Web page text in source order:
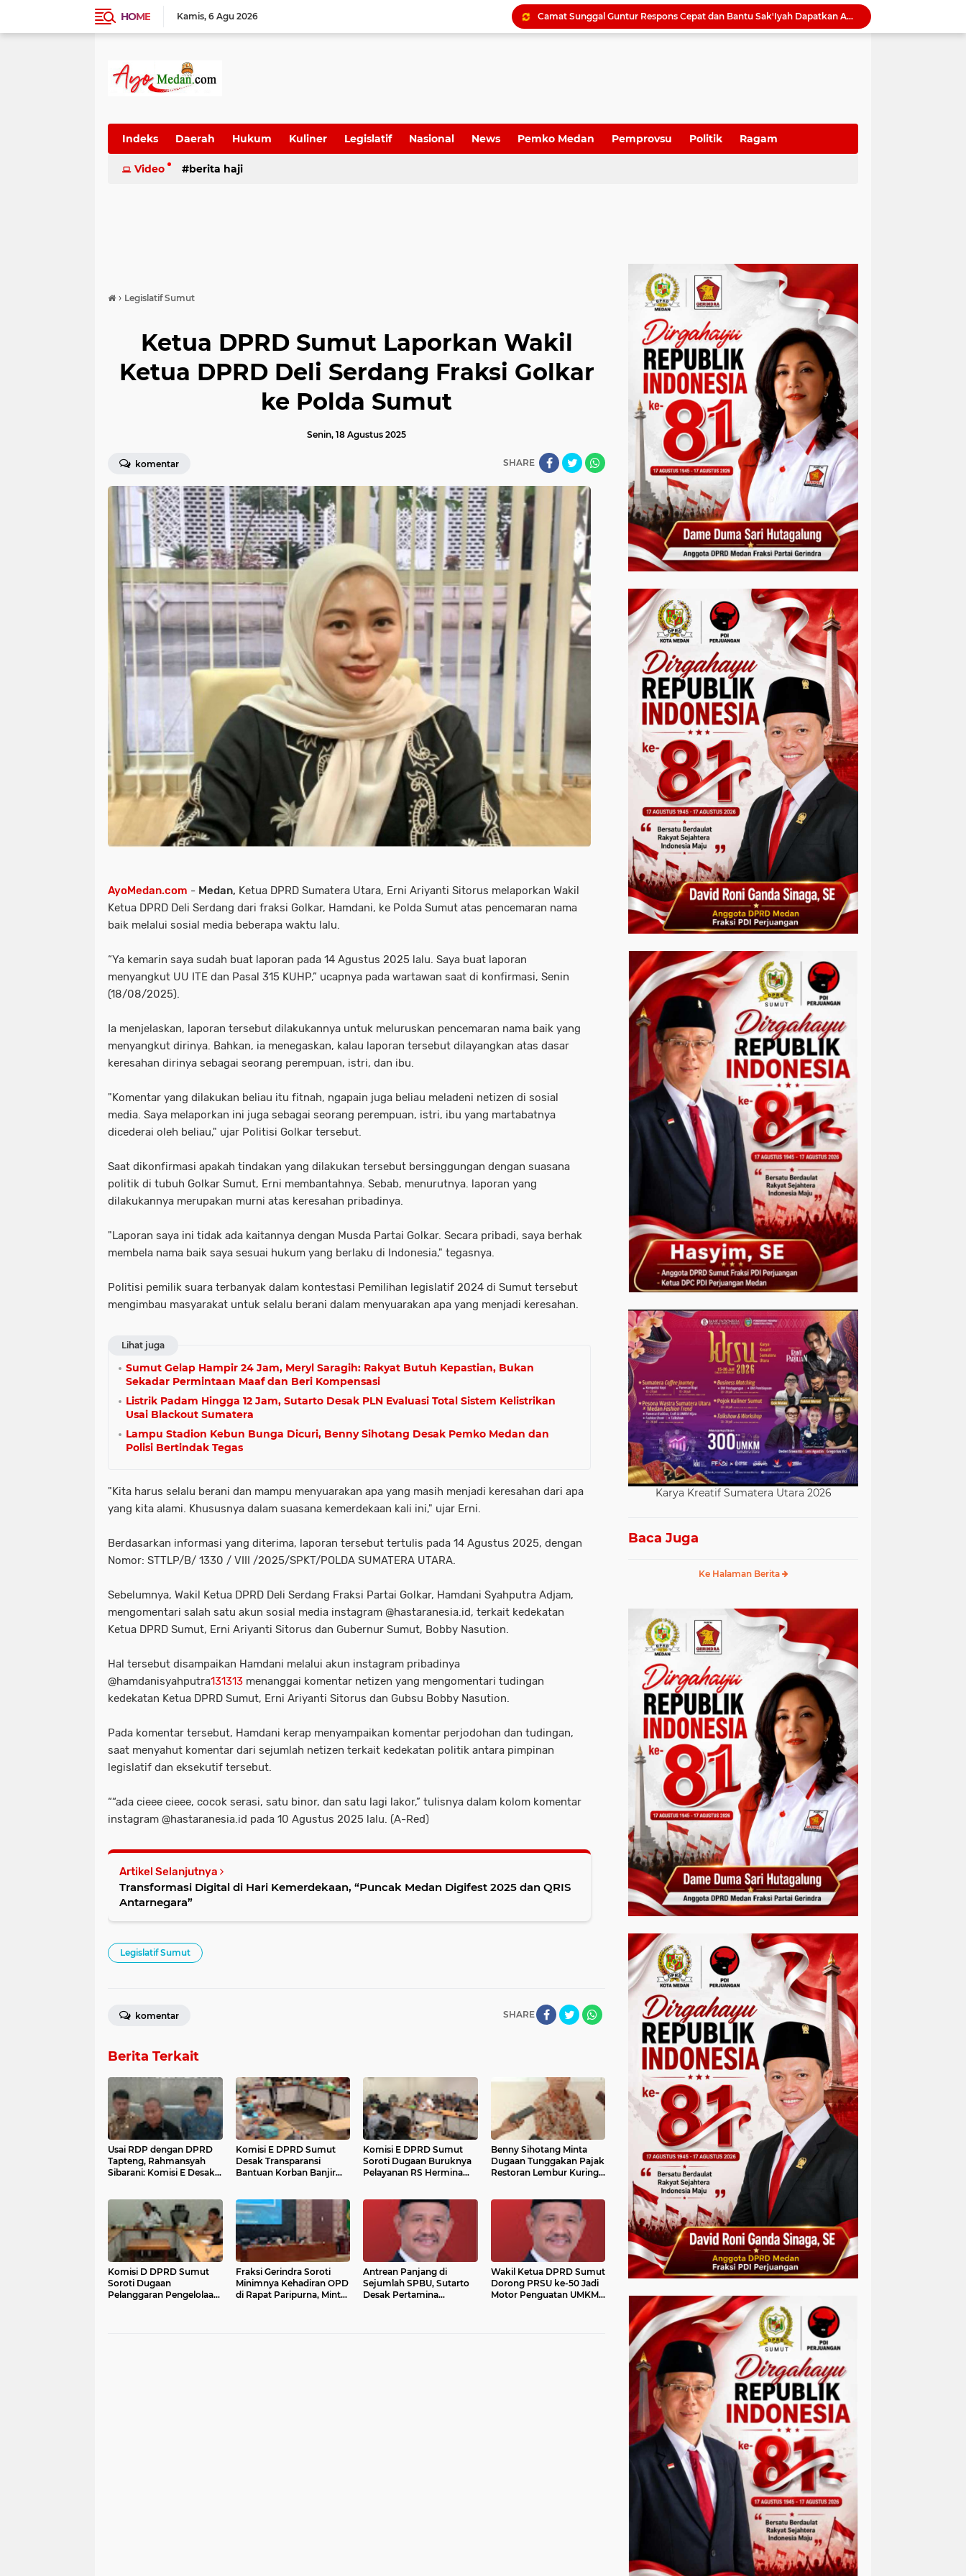
HOME Kamis 6 Agu 2026
Dame Duma Kembali Soroti Mahalnya Biaya Konsultan PBG di Medan
Tinjau Bedah Rumah di Tanjung Selamat, Rico Waas Pastikan Hunian Warga Lebih Layak dan Sehat
Tak Lagi Menunggu Laporan, Dinas SDABMBK Medan Jemput Bola Petakan Infrastruktur Bermasalah Lewat “Misi Energik”
Indeks Daerah Hukum Kuliner Legislatif Nasional News Pemko Medan Pemprovsu Politik Ragam
SUmatera Utara Wisata
Video berita haji
› Legislatif Sumut
Ketua DPRD Sumut Laporkan Wakil
Ketua DPRD Deli Serdang Fraksi Golkar
ke Polda Sumut
Senin, 18 Agustus 2025
komentar SHARE
AyoMedan.com - Medan, Ketua DPRD Sumatera Utara, Erni Ariyanti Sitorus melaporkan Wakil
Ketua DPRD Deli Serdang dari fraksi Golkar, Hamdani, ke Polda Sumut atas pencemaran nama
baik melalui sosial media beberapa waktu lalu.
“Ya kemarin saya sudah buat laporan pada 14 Agustus 2025 lalu. Saya buat laporan
menyangkut UU ITE dan Pasal 315 KUHP,” ucapnya pada wartawan saat di konfirmasi, Senin
(18/08/2025).
Ia menjelaskan, laporan tersebut dilakukannya untuk meluruskan pencemaran nama baik yang
menyangkut dirinya. Bahkan, ia menegaskan, kalau laporan tersebut dilayangkan atas dasar
keresahan dirinya sebagai seorang perempuan, istri, dan ibu.
"Komentar yang dilakukan beliau itu fitnah, ngapain juga beliau meladeni netizen di sosial
media. Saya melaporkan ini juga sebagai seorang perempuan, istri, ibu yang martabatnya
dicederai oleh beliau," ujar Politisi Golkar tersebut.
Saat dikonfirmasi apakah tindakan yang dilakukan tersebut bersinggungan dengan suasana
politik di tubuh Golkar Sumut, Erni membantahnya. Sebab, menurutnya. laporan yang
dilakukannya merupakan murni atas keresahan pribadinya.
"Laporan saya ini tidak ada kaitannya dengan Musda Partai Golkar. Secara pribadi, saya berhak
membela nama baik saya sesuai hukum yang berlaku di Indonesia," tegasnya.
Politisi pemilik suara terbanyak dalam kontestasi Pemilihan legislatif 2024 di Sumut tersebut
mengimbau masyarakat untuk selalu berani dalam menyuarakan apa yang menjadi keresahan.
Lihat juga
Sumut Gelap Hampir 24 Jam, Meryl Saragih: Rakyat Butuh Kepastian, Bukan
Sekadar Permintaan Maaf dan Beri Kompensasi
Listrik Padam Hingga 12 Jam, Sutarto Desak PLN Evaluasi Total Sistem Kelistrikan
Usai Blackout Sumatera
Lampu Stadion Kebun Bunga Dicuri, Benny Sihotang Desak Pemko Medan dan
Polisi Bertindak Tegas
"Kita harus selalu berani dan mampu menyuarakan apa yang masih menjadi keresahan dari apa
yang kita alami. Khususnya dalam suasana kemerdekaan kali ini," ujar Erni.
Berdasarkan informasi yang diterima, laporan tersebut tertulis pada 14 Agustus 2025, dengan
Nomor: STTLP/B/ 1330 / VIII /2025/SPKT/POLDA SUMATERA UTARA.
Sebelumnya, Wakil Ketua DPRD Deli Serdang Fraksi Partai Golkar, Hamdani Syahputra Adjam,
mengomentari salah satu akun sosial media instagram @hastaranesia.id, terkait kedekatan
Ketua DPRD Sumut, Erni Ariyanti Sitorus dan Gubernur Sumut, Bobby Nasution.
Hal tersebut disampaikan Hamdani melalui akun instagram pribadinya
@hamdanisyahputra131313 menanggai komentar netizen yang mengomentari tudingan
kedekatan Ketua DPRD Sumut, Erni Ariyanti Sitorus dan Gubsu Bobby Nasution.
Pada komentar tersebut, Hamdani kerap menyampaikan komentar perjodohan dan tudingan,
saat menyahut komentar dari sejumlah netizen terkait kedekatan politik antara pimpinan
legislatif dan eksekutif tersebut.
““ada cieee cieee, cocok serasi, satu binor, dan satu lagi lakor,” tulisnya dalam kolom komentar
instagram @hastaranesia.id pada 10 Agustus 2025 lalu. (A-Red)
Artikel Selanjutnya
Transformasi Digital di Hari Kemerdekaan, “Puncak Medan Digifest 2025 dan QRIS
Antarnegara”
Legislatif Sumut
SHARE
komentar
Berita Terkait
Usai RDP dengan DPRD
Tapteng, Rahmansyah
Sibarani: Komisi E Desak
Komisi E DPRD Sumut
Desak Transparansi
Bantuan Korban Banjir
Penyaluran
Komisi E DPRD Sumut
Soroti Dugaan Buruknya
Pelayanan RS Hermina
Sementara
Benny Sihotang Minta
Dugaan Tunggakan Pajak
Restoran Lembur Kuring
Komisi D DPRD Sumut
Soroti Dugaan
Pelanggaran Pengelolaan
Fraksi Gerindra Soroti
Minimnya Kehadiran OPD
di Rapat Paripurna, Minta
Antrean Panjang di
Sejumlah SPBU, Sutarto
Desak Pertamina
Wakil Ketua DPRD Sumut
Dorong PRSU ke-50 Jadi
Motor Penguatan UMKM
Karya Kreatif Sumatera Utara 2026
Baca Juga
Ke Halaman Berita